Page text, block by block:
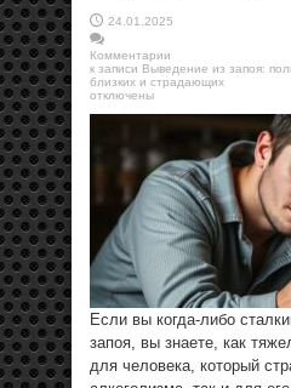
24.01.2025
Комментарии
к записи Выведение из запоя:
близких и страдающих
отключены
Если вы когда-либо
запоя, вы знаете, как
для человека, который